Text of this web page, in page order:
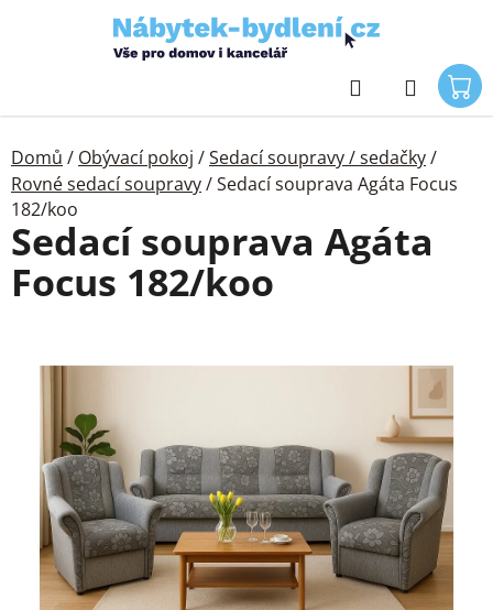
Hledat
Domů / Obývací pokoj /Sedací soupravy / sedačky/
Rovné sedací soupravy/Sedací souprava Agáta Focus
182/koo
Sedací souprava Agáta
Focus 182/koo